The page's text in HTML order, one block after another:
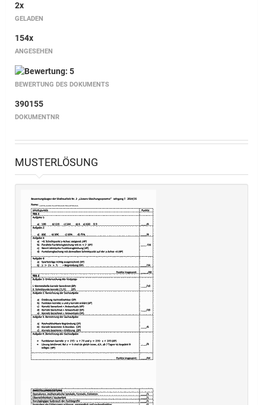
2x
GELADEN
154x
ANGESEHEN
BEWERTUNG DES DOKUMENTS
390155
DOKUMENTNR
MUSTERLÖSUNG